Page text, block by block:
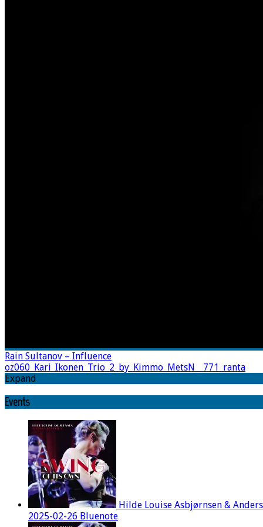
Rain Sultanov – Influence
oz060_Kari_Ikonen_Trio_2_by_Kimmo_MetsN__771_ranta
Expand
Events
Hilde Louise Asbjørnsen &
2025-02-26 Bluenote